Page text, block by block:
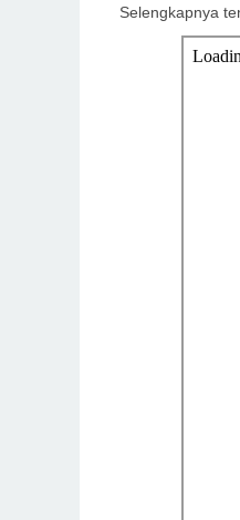
Selengkapnya